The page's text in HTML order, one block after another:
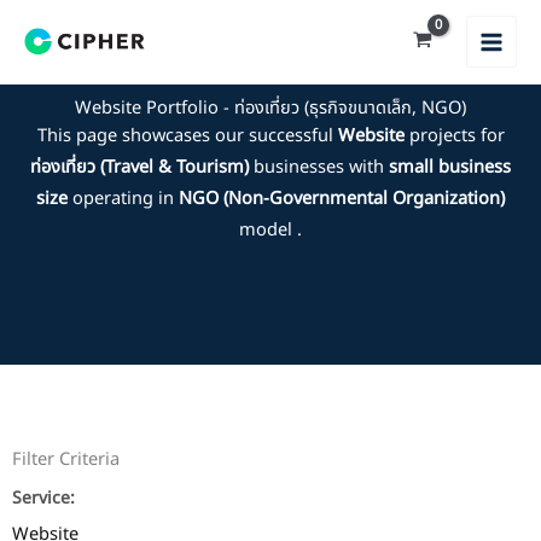
Website Portfolio - ท่องเที่ยว (ธุรกิจขนาดเล็ก, NGO)
This page showcases our successful Websiteprojects for
ท่องเที่ยว (Travel & Tourism)businesses with small business
sizeoperating in NGO (Non-Governmental Organization)
model .
Filter Criteria
Service:
Website